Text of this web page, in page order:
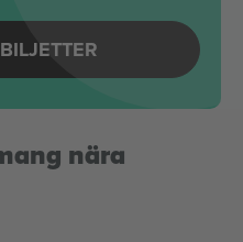
nära